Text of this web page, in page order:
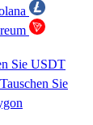
Sie USDT
Tauschen Sie